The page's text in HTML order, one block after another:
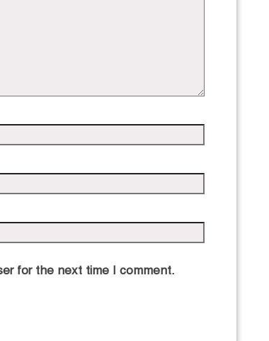
for the next time I comment.